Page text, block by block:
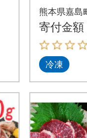
合せ【
栗山屋
0327
熊本県嘉島
寄付金額
冷凍